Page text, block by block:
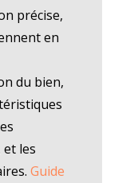
précise,
en
du bien,
les
Guide